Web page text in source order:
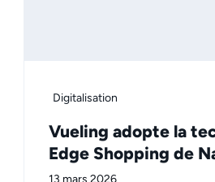
Digitalisation
Vueling adopte la
Edge Shopping de